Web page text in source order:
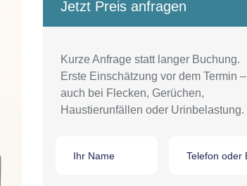
Jetzt Preis anfragen
Kurze Anfrage statt langer Buchung.
Erste Einschätzung vor dem Termin –
auch bei Flecken, Gerüchen,
Haustierunfällen oder Urinbelastung.